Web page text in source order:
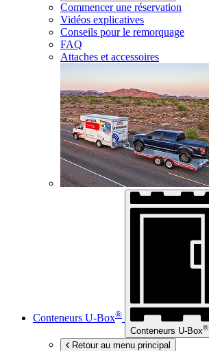
Commencer une réservation
Vidéos explicatives
Conseils pour le remorquage
FAQ
Attaches et accessoires
Conteneurs U-Box®
Conteneurs U-Box®
Retour au menu principal